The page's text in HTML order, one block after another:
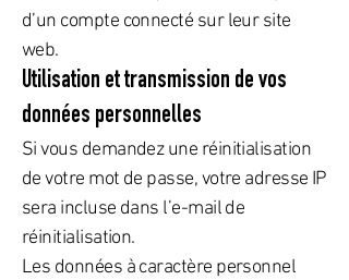
d’un compte connecté sur leur site
web.
Utilisation et transmission de vos
données personnelles
Si vous demandez une réinitialisation
de votre mot de passe, votre adresse IP
sera incluse dans l’e-mail de
réinitialisation.
Les données à caractère personnel